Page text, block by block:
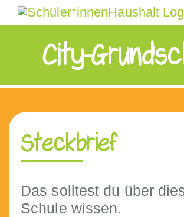
Zum
Inhalt
City-
Steckbrief
Das soll­test du über
Schule wissen.